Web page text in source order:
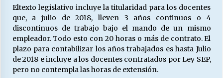
16/06/2026
28/05/2026
Eltexto legislativo incluye la titularidad para los docentes
que, a julio de 2018, lleven 3 años continuos o 4
discontinuos de trabajo bajo el mando de un mismo
empleador. Todo esto con 20 horas o más de contrato. El
plazo para contabilizar los años trabajados es hasta Julio
de 2018 e incluye a los docentes contratados por Ley SEP,
pero no contempla las horas de extensión.